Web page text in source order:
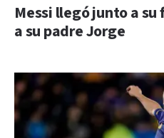
Messi llegó junto a
a su padre Jorge